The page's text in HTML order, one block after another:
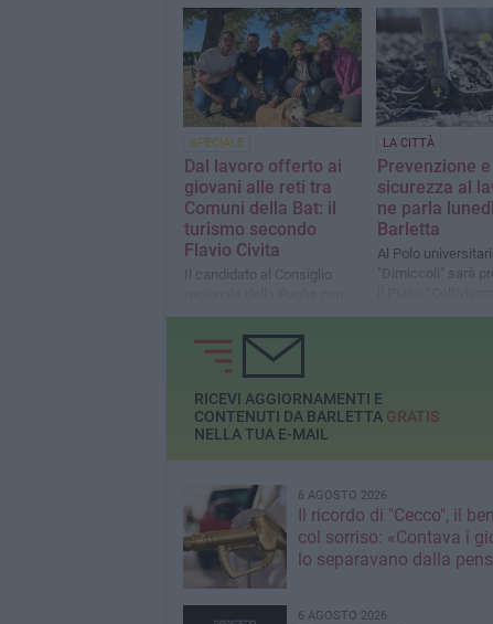
Comunale Vito
SPECIALE
Dal lavoro offerto ai
giovani alle reti tra
Comuni della Bat: il
turismo secondo
Flavio Civita
Il candidato al Consiglio
Fratelli d’Italia porta il suo
know how nel settore: «Ho
dato in concessione la mia
struttura ricettiva ad
andriesi che volevano
rientrare dall’estero»
LA CITTÀ
Prevenzione e
sicurezza al
ne parla
Barletta
Al Polo
"Dimiccoli" sarà
l’agricoltura in
RICEVI AGGIORNAMENTI E
CONTENUTI DA BARLETTA GRATIS
NELLA TUA E-MAIL
6 AGOSTO 2026
Il ricordo di "Cecco", il
col sorriso: «Contava i
lo separavano dalla
6 AGOSTO 2026